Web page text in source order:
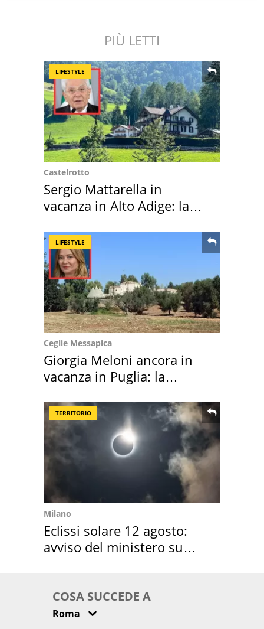
PIÙ LETTI
LIFESTYLE
Castelrotto
Sergio Mattarella in
vacanza in Alto Adige: la
LIFESTYLE
Ceglie Messapica
Giorgia Meloni ancora in
vacanza in Puglia: la
TERRITORIO
Milano
Eclissi solare 12 agosto:
avviso del ministero su